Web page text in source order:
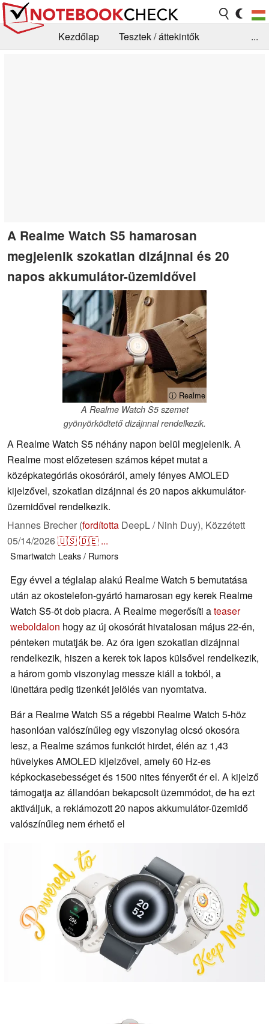
Kezdőlap
Tesztek / áttekintők
...
A Realme Watch S5 hamarosan
megjelenik szokatlan dizájnnal és 20
napos akkumulátor-üzemidővel
ⓘ Realme
A Realme Watch S5 szemet
gyönyörködtető dizájnnal rendelkezik.
A Realme Watch S5 néhány napon belül megjelenik. A
Realme most előzetesen számos képet mutat a
középkategóriás okosóráról, amely fényes AMOLED
kijelzővel, szokatlan dizájnnal és 20 napos akkumulátor-
üzemidővel rendelkezik.
Hannes Brecher (fordította DeepL / Ninh Duy), Közzétett
05/14/2026🇺🇸🇩🇪 ...
Smartwatch Leaks / Rumors
Egy évvel a téglalap alakú Realme Watch 5 bemutatása
után az okostelefon-gyártó hamarosan egy kerek Realme
Watch S5-öt dob piacra. A Realme megerősíti ateaser
weboldalon hogy az új okosórát hivatalosan május 22-én,
pénteken mutatják be. Az óra igen szokatlan dizájnnal
rendelkezik, hiszen a kerek tok lapos külsővel rendelkezik,
a három gomb viszonylag messze kiáll a tokból, a
lünettára pedig tizenkét jelölés van nyomtatva.
Bár a Realme Watch S5 a régebbi Realme Watch 5-höz
hasonlóan valószínűleg egy viszonylag olcsó okosóra
lesz, a Realme számos funkciót hirdet, élén az 1,43
hüvelykes AMOLED kijelzővel, amely 60 Hz-es
képkockasebességet és 1500 nites fényerőt ér el. A kijelző
támogatja az állandóan bekapcsolt üzemmódot, de ha ezt
aktiváljuk, a reklámozott 20 napos akkumulátor-üzemidő
valószínűleg nem érhető el